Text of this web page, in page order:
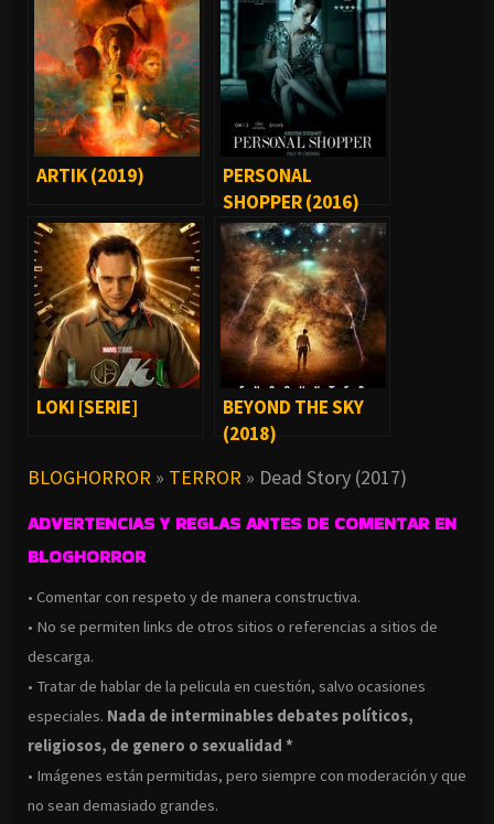
ARTIK (2019)
PERSONAL
SHOPPER (2016)
LOKI [SERIE]
BEYOND THE SKY
(2018)
BLOGHORROR » TERROR » Dead Story (2017)
ADVERTENCIAS Y REGLAS ANTES DE COMENTAR EN
BLOGHORROR
• Comentar con respeto y de manera constructiva.
• No se permiten links de otros sitios o referencias a sitios de
descarga.
• Tratar de hablar de la pelicula en cuestión, salvo ocasiones
especiales. Nada de interminables debates políticos,
religiosos, de genero o sexualidad *
• Imágenes están permitidas, pero siempre con moderación y que
no sean demasiado grandes.